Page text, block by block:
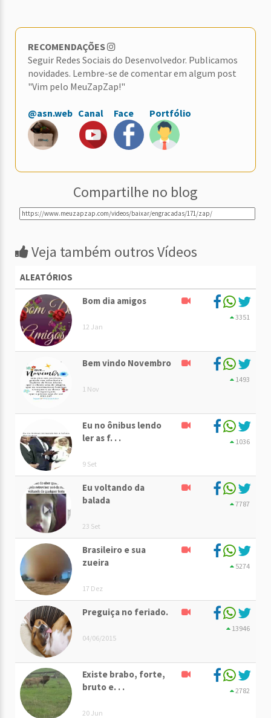
RECOMENDAÇÕES
Seguir Redes Sociais do Desenvolvedor. Publicamos
novidades. Lembre-se de comentar em algum post
"Vim pelo MeuZapZap!"
@asn.web Canal Face Portfólio
Compartilhe no blog
Veja também outros Vídeos
ALEATÓRIOS
Bom dia amigos
12 Jan
3351
Bem vindo Novembro
1 Nov
1493
Eu no ônibus lendo
ler as f. . .
9 Set
1036
Eu voltando da
balada
23 Set
7787
Brasileiro e sua
zueira
17 Dez
5274
Preguiça no feriado.
04/06/2015
13946
Existe brabo, forte,
bruto e. . .
20 Jun
2782